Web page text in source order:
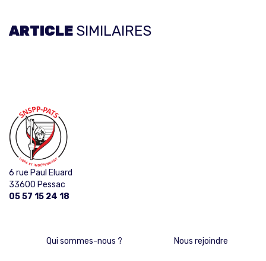
ARTICLE SIMILAIRES
6 rue Paul Eluard
33600 Pessac
05 57 15 24 18
Qui sommes-nous ? Nous rejoindre